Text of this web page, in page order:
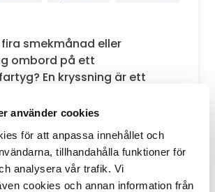
använder cookies
för att anpassa innehållet och
tillhandahålla funktioner för
analysera vår trafik. Vi
cookies och annan information från
smekmånad eller
ombord på ett
En kryssning är ett
resa – samtidigt som
tiden på det mest
av alla ställen – till havs!
romantiska bröllopsresorna till havs